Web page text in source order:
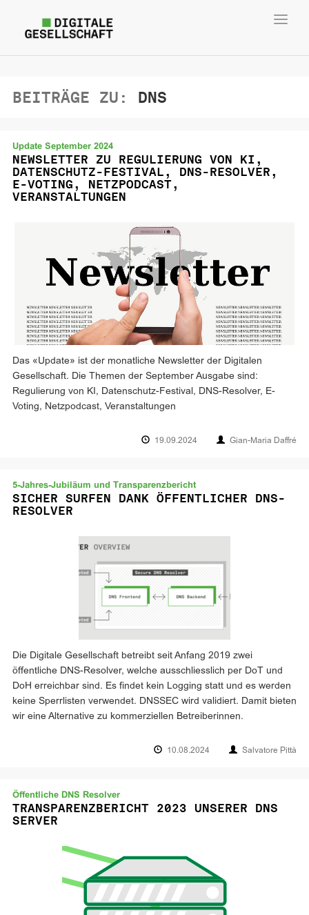
BEITRÄGE ZU: DNS
Update September 2024
NEWSLETTER ZU REGULIERUNG VON KI,
DATENSCHUTZ-FESTIVAL, DNS-RESOLVER,
E-VOTING, NETZPODCAST,
VERANSTALTUNGEN
Das «Update» ist der monatliche Newsletter der Digitalen
Gesellschaft. Die Themen der September Ausgabe sind:
Regulierung von KI, Datenschutz-Festival, DNS-Resolver, E-
Voting, Netzpodcast, Veranstaltungen
19.09.2024 Gian-Maria Daffré
5-Jahres-Jubiläum und Transparenzbericht
SICHER SURFEN DANK ÖFFENTLICHER DNS-
RESOLVER
Die Digitale Gesellschaft betreibt seit Anfang 2019 zwei
öffentliche DNS-Resolver, welche ausschliesslich per DoT und
DoH erreichbar sind. Es findet kein Logging statt und es werden
keine Sperrlisten verwendet. DNSSEC wird validiert. Damit bieten
wir eine Alternative zu kommerziellen Betreiberinnen.
10.08.2024 Salvatore Pittà
Öffentliche DNS Resolver
TRANSPARENZBERICHT 2023 UNSERER DNS
SERVER